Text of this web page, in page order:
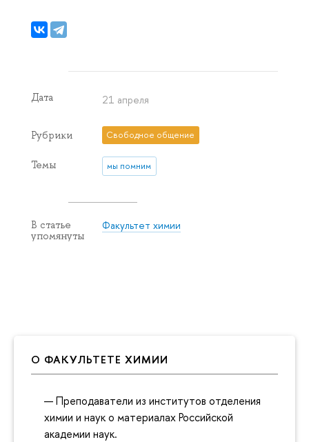
О ФАКУЛЬТЕТЕ ХИМИИ
Преподаватели из институтов отделения
химии и наук о материалах Российской
академии наук.
Дата 21 апреля
Рубрики Свободное общение
Темы мы помним
В статье
упомянуты
Факультет химии